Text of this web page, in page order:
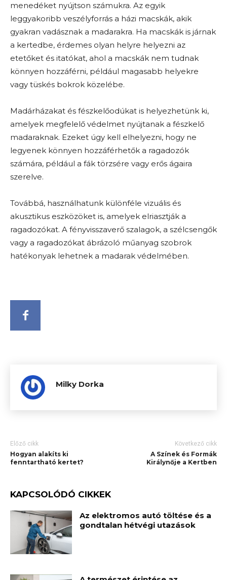
menedéket nyújtson számukra. Az egyik
leggyakoribb veszélyforrás a házi macskák, akik
gyakran vadásznak a madarakra. Ha macskák is járnak
a kertedbe, érdemes olyan helyre helyezni az
etetőket és itatókat, ahol a macskák nem tudnak
könnyen hozzáférni, például magasabb helyekre
vagy tüskés bokrok közelébe.
Madárházakat és fészkelőodúkat is helyezhetünk ki,
amelyek megfelelő védelmet nyújtanak a fészkelő
madaraknak. Ezeket úgy kell elhelyezni, hogy ne
legyenek könnyen hozzáférhetők a ragadozók
számára, például a fák törzsére vagy erős ágaira
szerelve.
Továbbá, használhatunk különféle vizuális és
akusztikus eszközöket is, amelyek elriasztják a
ragadozókat. A fényvisszaverő szalagok, a szélcsengők
vagy a ragadozókat ábrázoló műanyag szobrok
hatékonyak lehetnek a madarak védelmében.
Milky Dorka
Előző cikk
Hogyan alakíts ki
fenntartható kertet?
Következő cikk
A Színek és Formák
Királynője a Kertben
KAPCSOLÓDÓ CIKKEK
Az elektromos autó töltése és a
gondtalan hétvégi utazások